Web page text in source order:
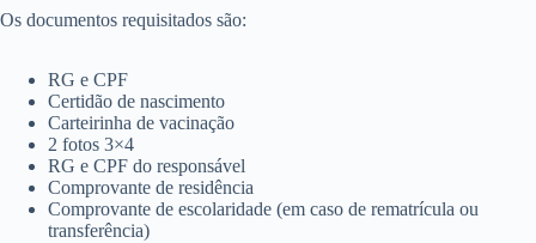
Os documentos requisitados são:
RG e CPF
Certidão de nascimento
Carteirinha de vacinação
2 fotos 3×4
RG e CPF do responsável
Comprovante de residência
Comprovante de escolaridade (em caso de rematrícula ou
transferência)